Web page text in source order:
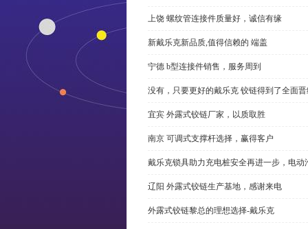
上饶 螺纹管连接件质量好，诚信有缘
新戴乐克新品质,值得信赖的 端盖
宁德 b型连接件销售，服务周到
没有，只要更好的戴乐克 铰链得到了全面
宜宾 外露式铰链厂家，以质取胜
南京 可调式支撑杆选择，赢得客户
戴乐克锁具助力充电桩安全再进一步，电动
辽阳 外露式铰链生产基地，感谢来电
外露式铰链黎总的理想选择-戴乐克